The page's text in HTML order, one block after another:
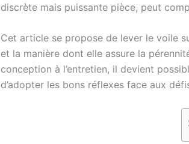
discrète mais puissante pièce, peut
Cet article se propose de lever le voile
et la manière dont elle assure la
conception à l’entretien, il devient
d’adopter les bons réflexes face aux